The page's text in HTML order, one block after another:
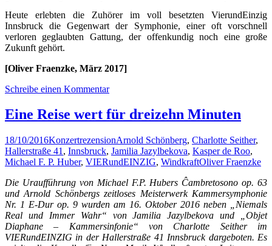
Heute erlebten die Zuhörer im voll besetzten VierundEinzig
Innsbruck die Gegenwart der Symphonie, einer oft vorschnell
verloren geglaubten Gattung, der offenkundig noch eine große
Zukunft gehört.
[Oliver Fraenzke, März 2017]
Schreibe einen Kommentar
Eine Reise wert für dreizehn Minuten
18/10/2016KonzertrezensionArnold Schönberg, Charlotte Seither,
Hallerstraße 41 , Innsbruck, Jamilia Jazylbekova, Kasper de Roo,
Michael F. P. Huber, VIERundEINZIG, WindkraftOliver Fraenzke
Die Uraufführung von Michael F.P. Hubers Ĉambretosono op. 63
und Arnold Schönbergs zeitloses Meisterwerk Kammersymphonie
Nr. 1 E-Dur op. 9 wurden am 16. Oktober 2016 neben „Niemals
Real und Immer Wahr“ von Jamilia Jazylbekova und „Objet
Diaphane – Kammersinfonie“ von Charlotte Seither im
VIERundEINZIG in der Hallerstraße 41 Innsbruck dargeboten. Es